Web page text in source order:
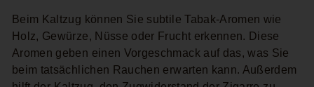
Beim Kaltzug können Sie subtile Tabak-Aromen wie
Holz, Gewürze, Nüsse oder Frucht erkennen. Diese
Aromen geben einen Vorgeschmack auf das, was Sie
beim tatsächlichen Rauchen erwarten kann. Außerdem